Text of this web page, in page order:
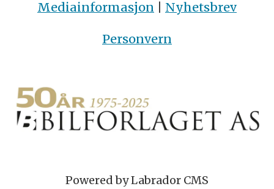
Mediainformasjon | Nyhetsbrev
Personvern
Powered by Labrador CMS